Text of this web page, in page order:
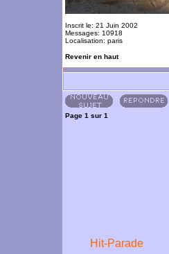
Inscrit le: 21 Juin 2002
Messages: 10918
Localisation: paris
Revenir en haut
Page 1 sur 1